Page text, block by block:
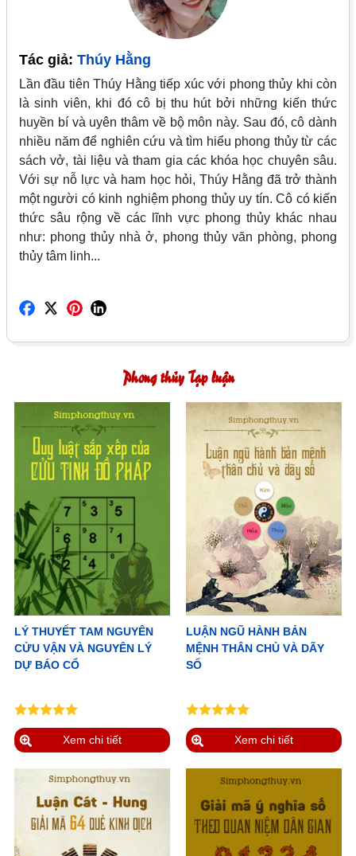
Tác giả: Thúy Hằng
Lần đầu tiên Thúy Hằng tiếp xúc với phong thủy khi còn
là sinh viên, khi đó cô bị thu hút bởi những kiến thức
huyền bí và uyên thâm về bộ môn này. Sau đó, cô dành
nhiều năm để nghiên cứu và tìm hiểu phong thủy từ các
sách vở, tài liệu và tham gia các khóa học chuyên sâu.
Với sự nỗ lực và ham học hỏi, Thúy Hằng đã trở thành
một người có kinh nghiệm phong thủy uy tín. Cô có kiến
thức sâu rộng về các lĩnh vực phong thủy khác nhau
như: phong thủy nhà ở, phong thủy văn phòng, phong
thủy tâm linh...
Phong thủy Tạp luận
LÝ THUYẾT TAM NGUYÊN
CỬU VẬN VÀ NGUYÊN LÝ
DỰ BÁO CỔ
Xem chi tiết
LUẬN NGŨ HÀNH BẢN
MỆNH THÂN CHỦ VÀ DÃY
SỐ
Xem chi tiết